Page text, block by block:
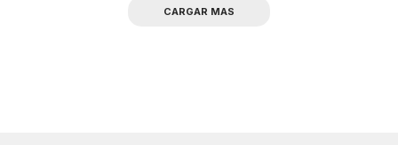
CARGAR MAS